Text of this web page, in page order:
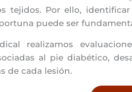
tejidos. Por ello,
puede ser
realizamos
al pie diabético,
de cada lesión.